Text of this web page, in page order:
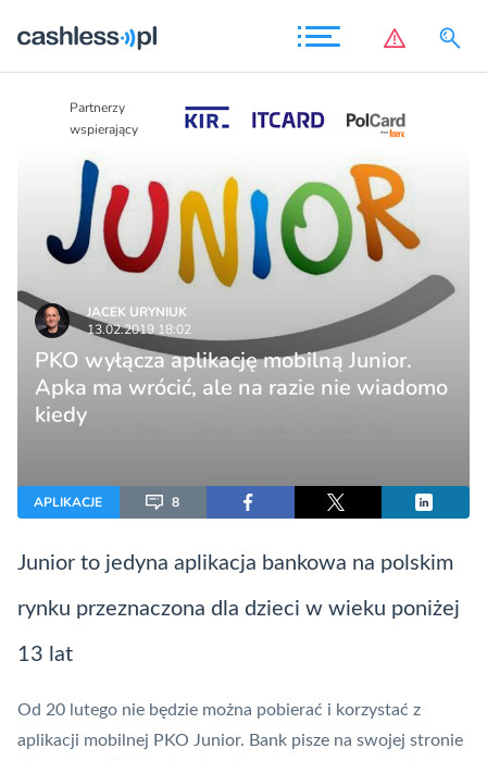
Partnerzy
wspierający
JACEK URYNIUK
13.02.2019 18:02
PKO wyłącza aplikację mobilną Junior.
Apka ma wrócić, ale na razie nie wiadomo
kiedy
APLIKACJE 8
Junior to jedyna aplikacja bankowa na polskim
rynku przeznaczona dla dzieci w wieku poniżej
13 lat
Od 20 lutego nie będzie można pobierać i korzystać z
aplikacji mobilnej PKO Junior. Bank pisze na swojej stronie